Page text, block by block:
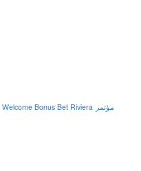
Welcome Bonus Bet Riviera مؤتمر